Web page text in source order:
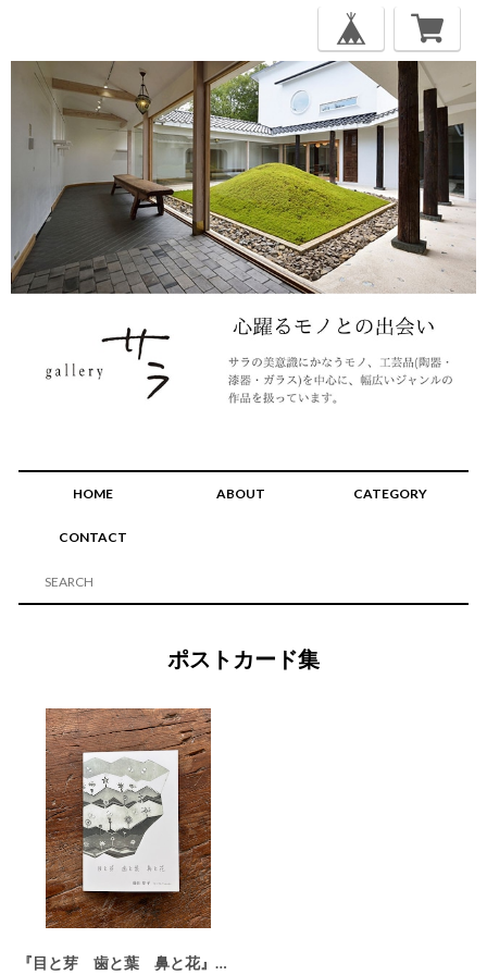
HOME ABOUT CATEGORY
CONTACT
ポストカード集
『目と芽 歯と葉 鼻と花』 藤田朋子 銅版画ポストカード集